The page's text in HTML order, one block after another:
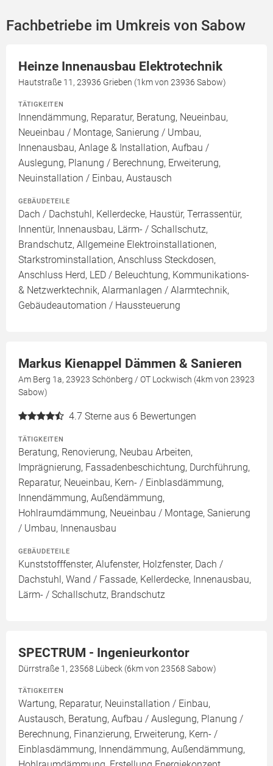
Fachbetriebe im Umkreis von Sabow
Heinze Innenausbau Elektrotechnik
Hautstraße 11, 23936 Grieben (1km von 23936 Sabow)
TÄTIGKEITEN
Innendämmung, Reparatur, Beratung, Neueinbau,
Neueinbau / Montage, Sanierung / Umbau,
Innenausbau, Anlage & Installation, Aufbau /
Auslegung, Planung / Berechnung, Erweiterung,
Neuinstallation / Einbau, Austausch
GEBÄUDETEILE
Dach / Dachstuhl, Kellerdecke, Haustür, Terrassentür,
Innentür, Innenausbau, Lärm- / Schallschutz,
Brandschutz, Allgemeine Elektroinstallationen,
Starkstrominstallation, Anschluss Steckdosen,
Anschluss Herd, LED / Beleuchtung, Kommunikations-
& Netzwerktechnik, Alarmanlagen / Alarmtechnik,
Gebäudeautomation / Haussteuerung
Markus Kienappel Dämmen & Sanieren
Am Berg 1a, 23923 Schönberg / OT Lockwisch (4km von 23923
Sabow)
4.7 Sterne aus 6 Bewertungen
TÄTIGKEITEN
Beratung, Renovierung, Neubau Arbeiten,
Imprägnierung, Fassadenbeschichtung, Durchführung,
Reparatur, Neueinbau, Kern- / Einblasdämmung,
Innendämmung, Außendämmung,
Hohlraumdämmung, Neueinbau / Montage, Sanierung
/ Umbau, Innenausbau
GEBÄUDETEILE
Kunststofffenster, Alufenster, Holzfenster, Dach /
Dachstuhl, Wand / Fassade, Kellerdecke, Innenausbau,
Lärm- / Schallschutz, Brandschutz
SPECTRUM - Ingenieurkontor
Dürrstraße 1, 23568 Lübeck (6km von 23568 Sabow)
TÄTIGKEITEN
Wartung, Reparatur, Neuinstallation / Einbau,
Austausch, Beratung, Aufbau / Auslegung, Planung /
Berechnung, Finanzierung, Erweiterung, Kern- /
Einblasdämmung, Innendämmung, Außendämmung,